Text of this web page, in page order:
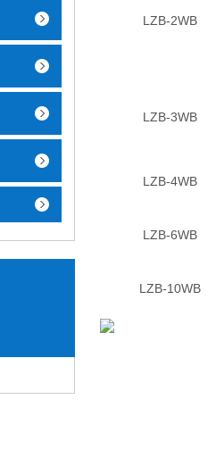
LZB-2WB
LZB-3WB
LZB-4WB
LZB-6WB
LZB-10WB